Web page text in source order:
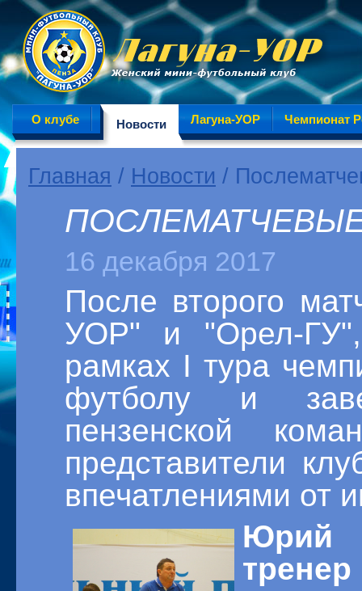
О клубе Новости Лагуна-УОР Чемпионат
Главная / Новости /
16 декабря 2017
После второго
УОР" и "Орел-ГУ",
рамках I тура
футболу и
пензенской
представители
впечатлениями от
Юрий